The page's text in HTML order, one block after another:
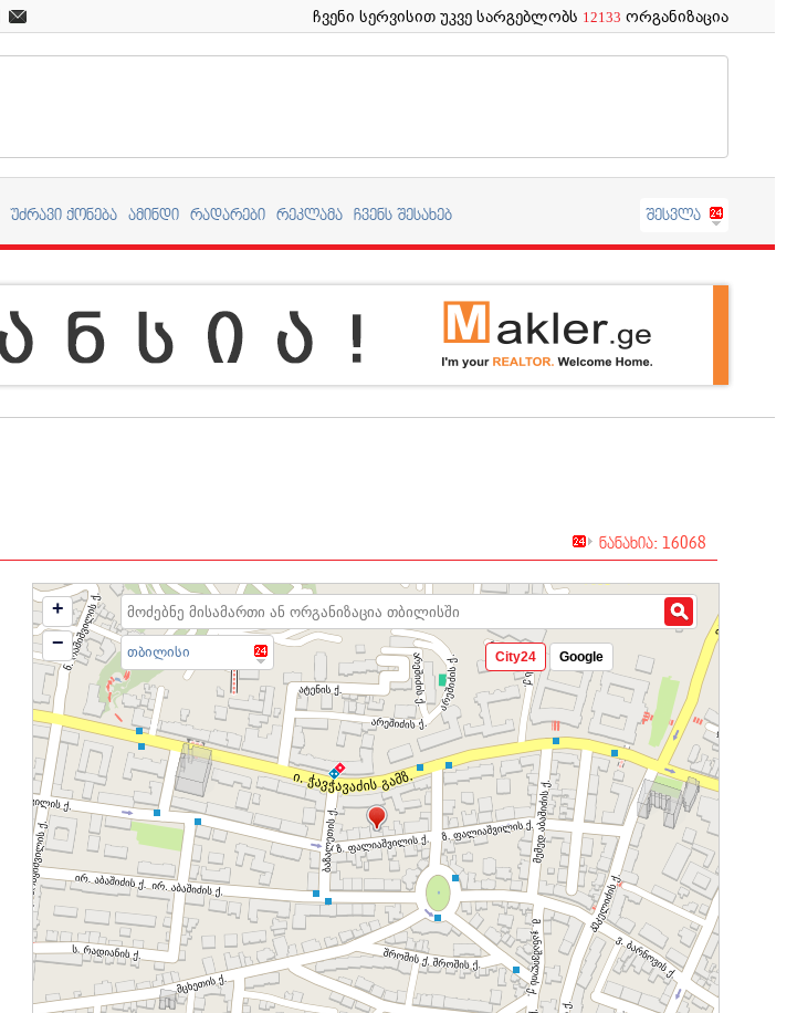
ჩვენი სერვისით უკვე სარგებლობს 12133 ორგანიზაცია
უძრავი ქონება ამინდი რადარები რეკლამა ჩვენს შესახებ შესვლა
ნანახია: 16068
თბილისი
+
−
City24 Google
ფალიაშვილის
23